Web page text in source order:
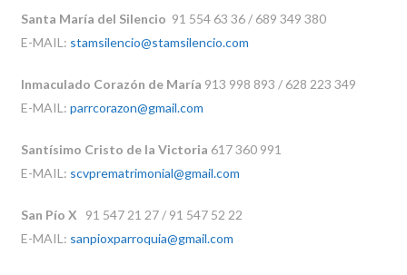
Santa María del Silencio 91 554 63 36 / 689 349 380
E-MAIL: stamsilencio@stamsilencio.com
Inmaculado Corazón de María 913 998 893 / 628 223 349
E-MAIL:parrcorazon@gmail.com
Santísimo Cristo de la Victoria 617 360 991
E-MAIL: scvprematrimonial@gmail.com
San Pío X 91 547 21 27 / 91 547 52 22
E-MAIL: sanpioxparroquia@gmail.com